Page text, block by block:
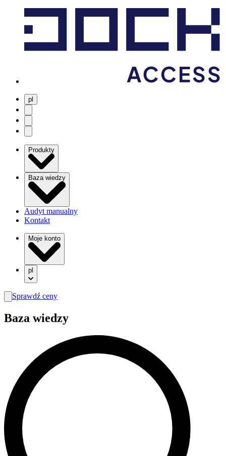
pl
Produkty
Baza wiedzy
Audyt manualny
Kontakt
Moje konto
pl
search
Sprawdź ceny
Baza wiedzy